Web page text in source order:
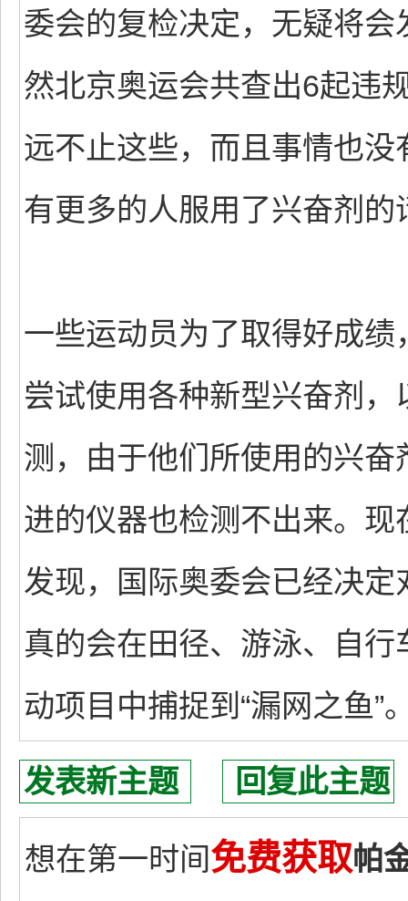
委会的复检决定，无疑将
然北京奥运会共查出6起违
远不止这些，而且事情也
有更多的人服用了兴奋剂
一些运动员为了取得好成
尝试使用各种新型兴奋剂
测，由于他们所使用的兴
进的仪器也检测不出来。
发现，国际奥委会已经决
真的会在田径、游泳、自
动项目中捕捉到“漏网之鱼”
发表新主题 回复此主题
想在第一时间免费获取帕